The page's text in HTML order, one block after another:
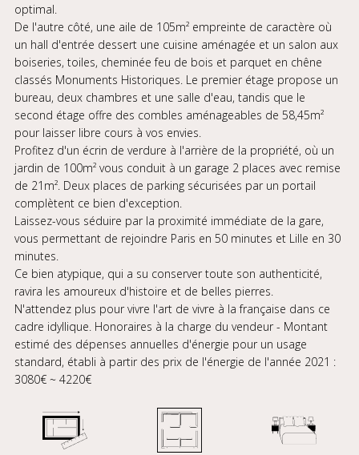
optimal.
De l'autre côté, une aile de 105m² empreinte de caractère où
un hall d'entrée dessert une cuisine aménagée et un salon aux
boiseries, toiles, cheminée feu de bois et parquet en chêne
classés Monuments Historiques. Le premier étage propose un
bureau, deux chambres et une salle d'eau, tandis que le
second étage offre des combles aménageables de 58,45m²
pour laisser libre cours à vos envies.
Profitez d'un écrin de verdure à l'arrière de la propriété, où un
jardin de 100m² vous conduit à un garage 2 places avec remise
de 21m². Deux places de parking sécurisées par un portail
complètent ce bien d'exception.
Laissez-vous séduire par la proximité immédiate de la gare,
vous permettant de rejoindre Paris en 50 minutes et Lille en 30
minutes.
Ce bien atypique, qui a su conserver toute son authenticité,
ravira les amoureux d'histoire et de belles pierres.
N'attendez plus pour vivre l'art de vivre à la française dans ce
cadre idyllique. Honoraires à la charge du vendeur - Montant
estimé des dépenses annuelles d'énergie pour un usage
standard, établi à partir des prix de l'énergie de l'année 2021 :
3080€ ~ 4220€